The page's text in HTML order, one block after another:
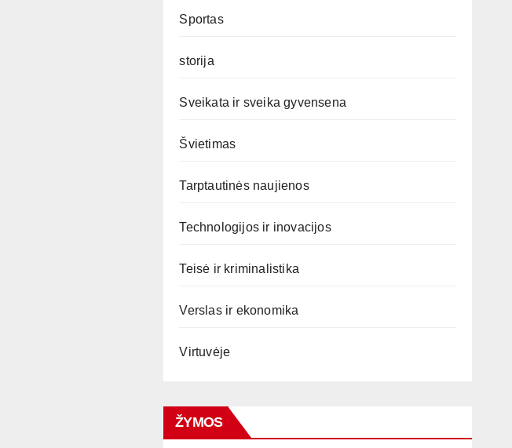
Sportas
storija
Sveikata ir sveika gyvensena
Švietimas
Tarptautinės naujienos
Technologijos ir inovacijos
Teisė ir kriminalistika
Verslas ir ekonomika
Virtuvėje
ŽYMOS